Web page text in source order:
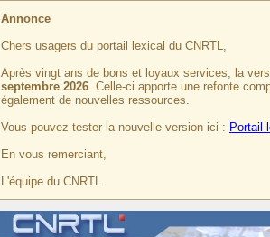
Annonce
Chers usagers du portail lexical du CNRTL,
Après vingt ans de bons et loyaux services, la
septembre 2026. Celle-ci apporte une refonte
également de nouvelles ressources.
Vous pouvez tester la nouvelle version ici : Portail
En vous remerciant,
L'équipe du CNRTL